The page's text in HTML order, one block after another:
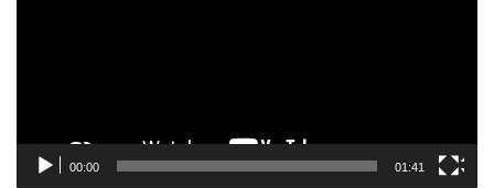
00:00 01:41